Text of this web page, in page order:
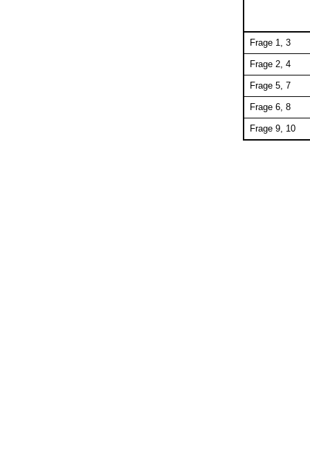
Frage 1, 3
Frage 2, 4
Frage 5, 7
Frage 6, 8
Frage 9, 10